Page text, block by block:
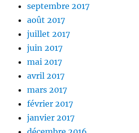
septembre 2017
août 2017
juillet 2017
juin 2017
mai 2017
avril 2017
mars 2017
février 2017
janvier 2017